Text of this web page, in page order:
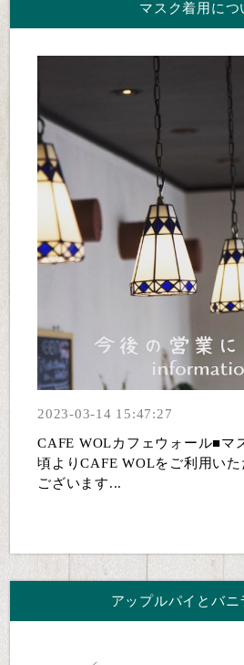
マスク着用につ
2023-03-14 15:47:27
CAFE WOLカフェウォール■マ
頃よりCAFE WOLをご利用いた
ございます...
アップルパイとバニ